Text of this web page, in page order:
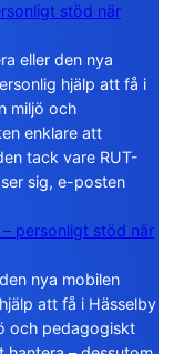
stöd när
eller den nya
hjälp att få i
miljö och
enklare att
tack vare RUT-
sig, e-posten
personligt stöd när
nya mobilen
att få i Hässelby
och pedagogiskt